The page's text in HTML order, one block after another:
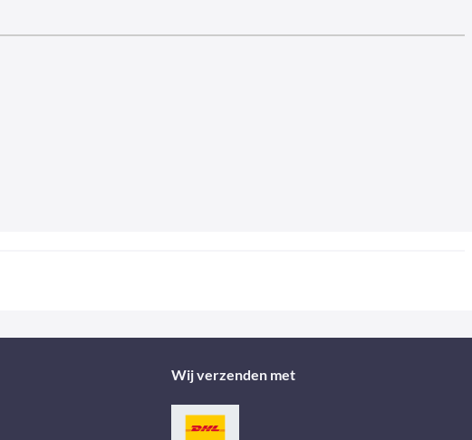
Wij verzenden met